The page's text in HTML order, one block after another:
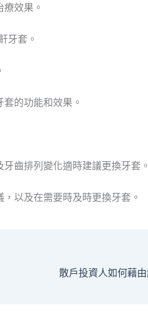
效果。
牙套。
的功能和效果。
齒排列變化適時建議更換牙套。
以及在需要時及時更換牙套。